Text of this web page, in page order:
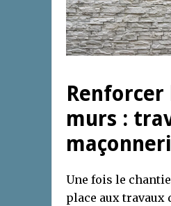
Renforcer
murs :
Une fois le
place aux travaux